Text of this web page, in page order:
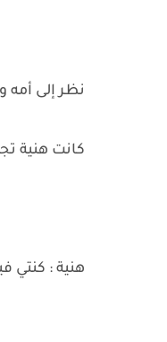
نظر إلى أمه
كانت هنية
هنية : كنتي